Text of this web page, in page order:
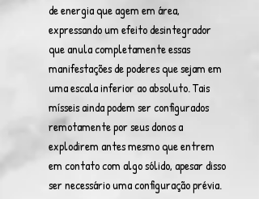
de energia que agem em área,
expressando um efeito desintegrador
que anula completamente essas
manifestações de poderes que sejam em
uma escala inferior ao absoluto. Tais
mísseis ainda podem ser configurados
remotamente por seus donos a
explodirem antes mesmo que entrem
em contato com algo sólido, apesar disso
ser necessário uma configuração prévia.